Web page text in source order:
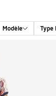
Modèle Type